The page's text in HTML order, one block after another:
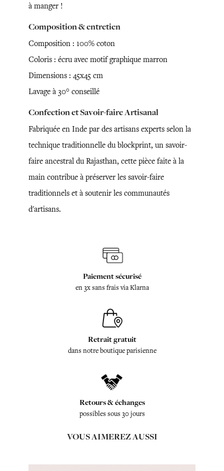
à manger !
Composition & entretien
Composition : 100% coton
Coloris : écru avec motif graphique marron
Dimensions : 45x45 cm
Lavage à 30° conseillé
Confection et Savoir-faire Artisanal
Fabriquée en Inde par des artisans experts selon la
technique traditionnelle du blockprint, un savoir-
faire ancestral du Rajasthan, cette pièce faite à la
main contribue à préserver les savoir-faire
traditionnels et à soutenir les communautés
d'artisans.
Paiement sécurisé
en 3x sans frais via Klarna
Retrait gratuit
dans notre boutique parisienne
Retours & échanges
possibles sous 30 jours
VOUS AIMEREZ AUSSI